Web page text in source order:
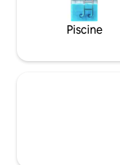
Piscine